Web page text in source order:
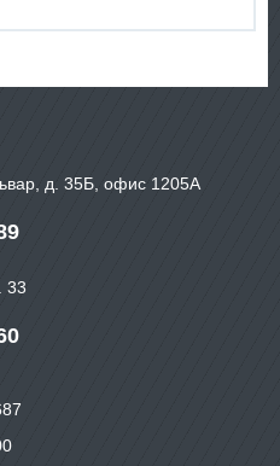
д. 35Б, офис 1205А
33